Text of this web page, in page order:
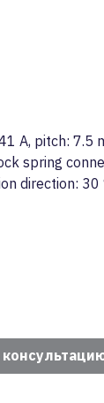
A, pitch: 7.5
spring
direction: 30